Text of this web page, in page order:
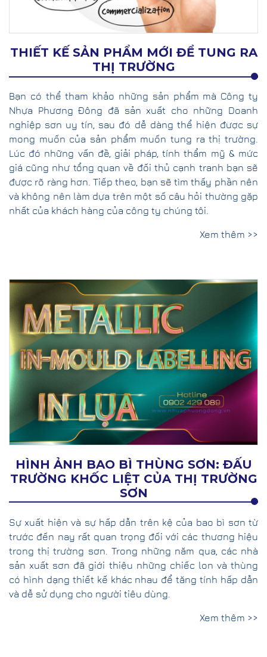
THIẾT KẾ SẢN PHẨM MỚI ĐỂ TUNG RA
THỊ TRƯỜNG
Bạn có thể tham khảo những sản phẩm mà Công ty
Nhựa Phương Đông đã sản xuất cho những Doanh
nghiệp sơn uy tín, sau đó dễ dàng thể hiện được sự
mong muốn của sản phẩm muốn tung ra thị trường.
Lúc đó những vấn đề, giải pháp, tính thẩm mỹ & mức
giá cũng như tổng quan về đối thủ cạnh tranh bạn sẽ
được rõ ràng hơn. Tiếp theo, bạn sẽ tìm thấy phần nên
và không nên làm dựa trên một số câu hỏi thường gặp
nhất của khách hàng của công ty chúng tôi.
Xem thêm >>
HÌNH ẢNH BAO BÌ THÙNG SƠN: ĐẤU
TRƯỜNG KHỐC LIỆT CỦA THỊ TRƯỜNG
SƠN
Sự xuất hiện và sự hấp dẫn trên kệ của bao bì sơn từ
trước đến nay rất quan trọng đối với các thương hiệu
trong thị trường sơn. Trong những năm qua, các nhà
sản xuất sơn đã giới thiệu những chiếc lon và thùng
có hình dạng thiết kế khác nhau để tăng tính hấp dẫn
và dễ sử dụng cho người tiêu dùng.
Xem thêm >>